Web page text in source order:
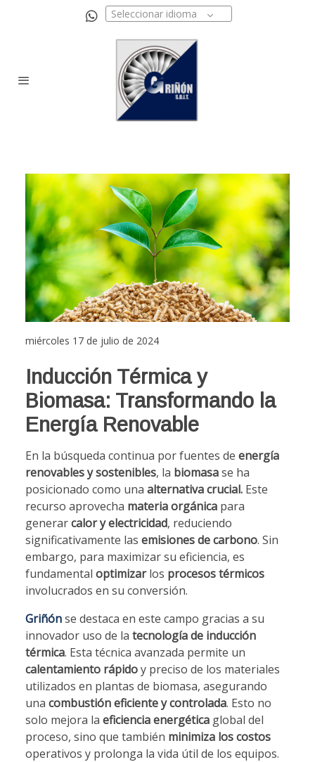
Seleccionar idioma
miércoles 17 de julio de 2024
Inducción Térmica y
Biomasa: Transformando la
Energía Renovable
En la búsqueda continua por fuentes de energía
renovables y sostenibles, la biomasase ha
posicionado como una alternativa crucial. Este
recurso aprovecha materia orgánica para
generarcalor y electricidad, reduciendo
significativamente las emisiones de carbono. Sin
embargo, para maximizar su eficiencia, es
fundamental optimizarlos procesos térmicos
involucrados en su conversión.
Griñónse destaca en este campo gracias a su
innovador uso de la tecnología de inducción
térmica. Esta técnica avanzada permite un
calentamiento rápidoy preciso de los materiales
utilizados en plantas de biomasa, asegurando
una combustión eficiente y controlada. Esto no
solo mejora la eficiencia energética global del
proceso, sino que también minimiza los costos
operativos y prolonga la vida útil de los equipos.